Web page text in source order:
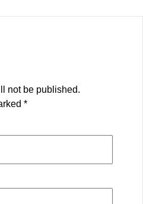
not be published.
*